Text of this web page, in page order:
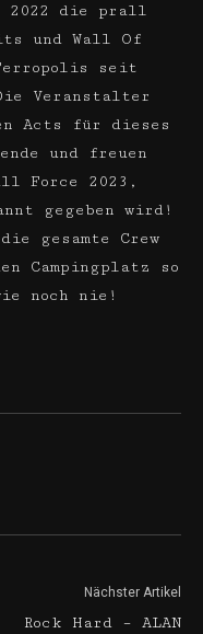
2022 die prall
und Wall Of
seit
Veranstalter
Acts für dieses
und freuen
Force 2023,
gegeben wird!
gesamte Crew
Campingplatz so
noch nie!
Nächster Artikel
Rock Hard – ALAN